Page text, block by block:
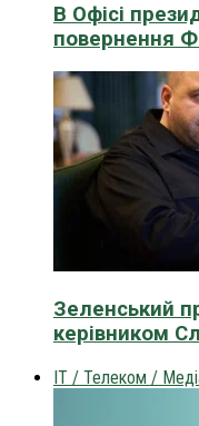
В Офісі
повернення
Зеленський
керівником
IT / Телеком /